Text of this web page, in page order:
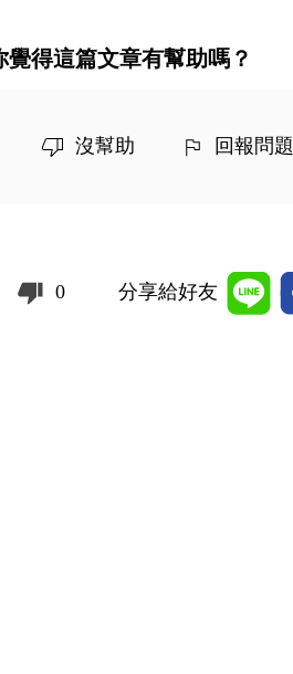
覺得這篇文章有幫助嗎？
沒幫助 回報問題
0 分享給好友